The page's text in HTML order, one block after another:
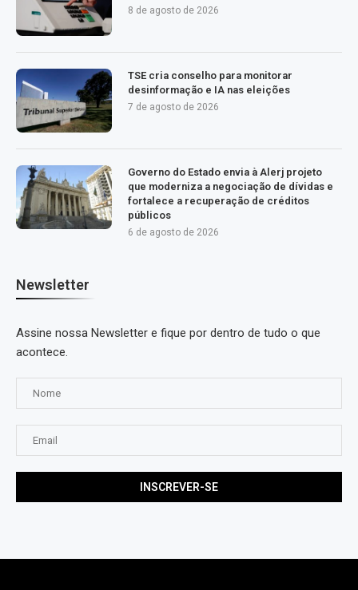
8 de agosto de 2026
TSE cria conselho para monitorar
desinformação e IA nas eleições
7 de agosto de 2026
Governo do Estado envia à Alerj projeto
que moderniza a negociação de dívidas e
fortalece a recuperação de créditos
públicos
6 de agosto de 2026
Newsletter
Assine nossa Newsletter e fique por dentro de tudo o que
acontece.